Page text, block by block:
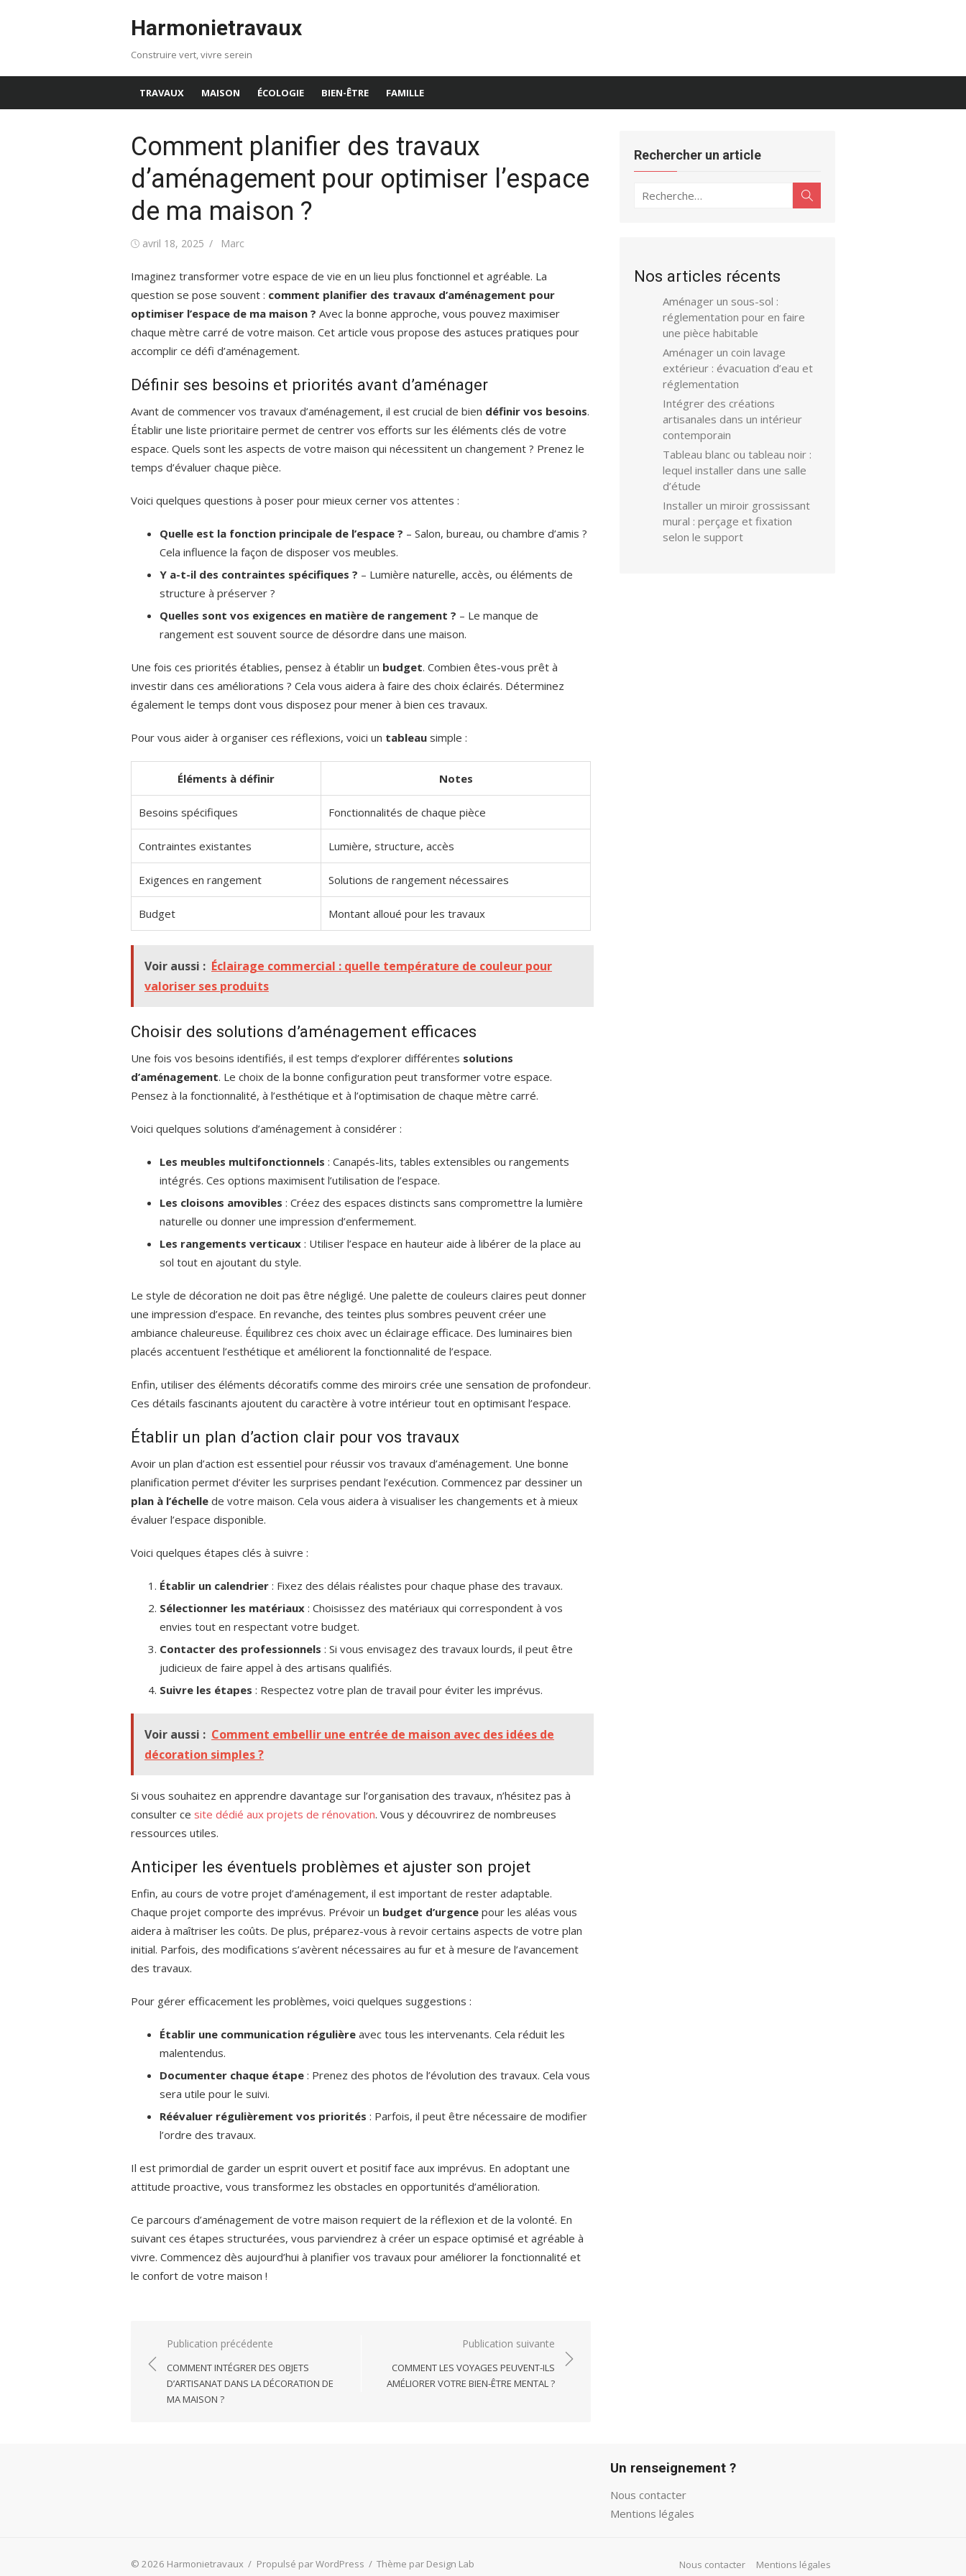
Harmonietravaux
Construire vert, vivre serein
TRAVAUX MAISON ÉCOLOGIE BIEN-ÊTRE FAMILLE
Comment planifier des travaux
d’aménagement pour optimiser l’espace
de ma maison ?
Publiéavril 18, 2025 Auteur/autrice
Marc
Imaginez transformer votre espace de vie en un lieu plus fonctionnel et agréable. La
question se pose souvent : comment planifier des travaux d’aménagement pour
optimiser l’espace de ma maison ? Avec la bonne approche, vous pouvez maximiser
chaque mètre carré de votre maison. Cet article vous propose des astuces pratiques pour
accomplir ce défi d’aménagement.
Définir ses besoins et priorités avant d’aménager
Avant de commencer vos travaux d’aménagement, il est crucial de bien définir vos besoins.
Établir une liste prioritaire permet de centrer vos efforts sur les éléments clés de votre
espace. Quels sont les aspects de votre maison qui nécessitent un changement ? Prenez le
temps d’évaluer chaque pièce.
Voici quelques questions à poser pour mieux cerner vos attentes :
Quelle est la fonction principale de l’espace ? – Salon, bureau, ou chambre d’amis ?
Cela influence la façon de disposer vos meubles.
Y a-t-il des contraintes spécifiques ? – Lumière naturelle, accès, ou éléments de
structure à préserver ?
Quelles sont vos exigences en matière de rangement ? – Le manque de
rangement est souvent source de désordre dans une maison.
Une fois ces priorités établies, pensez à établir un budget. Combien êtes-vous prêt à
investir dans ces améliorations ? Cela vous aidera à faire des choix éclairés. Déterminez
également le temps dont vous disposez pour mener à bien ces travaux.
Pour vous aider à organiser ces réflexions, voici un tableau simple :
Éléments à définir Notes
Besoins spécifiques Fonctionnalités de chaque pièce
Contraintes existantes Lumière, structure, accès
Exigences en rangement Solutions de rangement nécessaires
Budget Montant alloué pour les travaux
Voir aussi : Éclairage commercial : quelle température de couleur pour
valoriser ses produits
Choisir des solutions d’aménagement efficaces
Une fois vos besoins identifiés, il est temps d’explorer différentes solutions
d’aménagement. Le choix de la bonne configuration peut transformer votre espace.
Pensez à la fonctionnalité, à l’esthétique et à l’optimisation de chaque mètre carré.
Voici quelques solutions d’aménagement à considérer :
Les meubles multifonctionnels : Canapés-lits, tables extensibles ou rangements
intégrés. Ces options maximisent l’utilisation de l’espace.
Les cloisons amovibles : Créez des espaces distincts sans compromettre la lumière
naturelle ou donner une impression d’enfermement.
Les rangements verticaux : Utiliser l’espace en hauteur aide à libérer de la place au
sol tout en ajoutant du style.
Le style de décoration ne doit pas être négligé. Une palette de couleurs claires peut donner
une impression d’espace. En revanche, des teintes plus sombres peuvent créer une
ambiance chaleureuse. Équilibrez ces choix avec un éclairage efficace. Des luminaires bien
placés accentuent l’esthétique et améliorent la fonctionnalité de l’espace.
Enfin, utiliser des éléments décoratifs comme des miroirs crée une sensation de profondeur.
Ces détails fascinants ajoutent du caractère à votre intérieur tout en optimisant l’espace.
Établir un plan d’action clair pour vos travaux
Avoir un plan d’action est essentiel pour réussir vos travaux d’aménagement. Une bonne
planification permet d’éviter les surprises pendant l’exécution. Commencez par dessiner un
plan à l’échelle de votre maison. Cela vous aidera à visualiser les changements et à mieux
évaluer l’espace disponible.
Voici quelques étapes clés à suivre :
Établir un calendrier : Fixez des délais réalistes pour chaque phase des travaux.
Sélectionner les matériaux : Choisissez des matériaux qui correspondent à vos
envies tout en respectant votre budget.
Contacter des professionnels : Si vous envisagez des travaux lourds, il peut être
judicieux de faire appel à des artisans qualifiés.
Suivre les étapes : Respectez votre plan de travail pour éviter les imprévus.
Voir aussi : Comment embellir une entrée de maison avec des idées de
décoration simples ?
Si vous souhaitez en apprendre davantage sur l’organisation des travaux, n’hésitez pas à
consulter ce site dédié aux projets de rénovation. Vous y découvrirez de nombreuses
ressources utiles.
Anticiper les éventuels problèmes et ajuster son projet
Enfin, au cours de votre projet d’aménagement, il est important de rester adaptable.
Chaque projet comporte des imprévus. Prévoir un budget d’urgence pour les aléas vous
aidera à maîtriser les coûts. De plus, préparez-vous à revoir certains aspects de votre plan
initial. Parfois, des modifications s’avèrent nécessaires au fur et à mesure de l’avancement
des travaux.
Pour gérer efficacement les problèmes, voici quelques suggestions :
Établir une communication régulière avec tous les intervenants. Cela réduit les
malentendus.
Documenter chaque étape : Prenez des photos de l’évolution des travaux. Cela vous
sera utile pour le suivi.
Réévaluer régulièrement vos priorités : Parfois, il peut être nécessaire de modifier
l’ordre des travaux.
Il est primordial de garder un esprit ouvert et positif face aux imprévus. En adoptant une
attitude proactive, vous transformez les obstacles en opportunités d’amélioration.
Ce parcours d’aménagement de votre maison requiert de la réflexion et de la volonté. En
suivant ces étapes structurées, vous parviendrez à créer un espace optimisé et agréable à
vivre. Commencez dès aujourd’hui à planifier vos travaux pour améliorer la fonctionnalité et
le confort de votre maison !
Navigation
de
l’article
Publication précédente
COMMENT INTÉGRER DES OBJETS
D’ARTISANAT DANS LA DÉCORATION DE
MA MAISON ?
Publication suivante
COMMENT LES VOYAGES PEUVENT-ILS
AMÉLIORER VOTRE BIEN-ÊTRE MENTAL ?
Rechercher un article
Recherche
Nos articles récents
Aménager un sous-sol :
réglementation pour en faire
une pièce habitable
Aménager un coin lavage
extérieur : évacuation d’eau et
réglementation
Intégrer des créations
artisanales dans un intérieur
contemporain
Tableau blanc ou tableau noir :
lequel installer dans une salle
d’étude
Installer un miroir grossissant
mural : perçage et fixation
selon le support
Un renseignement ?
Nous contacter
Mentions légales
© 2026 Harmonietravaux / Propulsé par WordPress / Thème par Design Lab Nous contacter Mentions légales